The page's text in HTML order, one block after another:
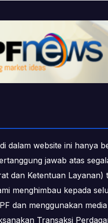
dalam website ini hanya
jawab atas
dan Ketentuan
menghimbau kepada
dan menggunakan
Transaksi